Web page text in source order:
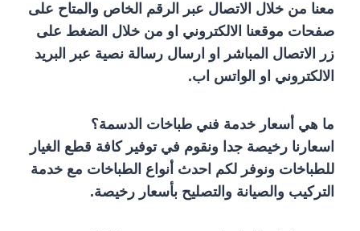
معنا من خلال الاتصال عبر الرقم الخاص والمتاح على
صفحات موقعنا الالكتروني او من خلال الضغط على
زر الاتصال المباشر او ارسال رسالة نصية عبر البريد
الالكتروني او الواتس اب.
ما هي أسعار خدمة فني طباخات الدسمة؟
اسعارنا رخيصة جدا ونقوم في توفير كافة قطع الغيار
للطباخات ونوفر لكم احدث أنواع الطباخات مع خدمة
التركيب والصيانة والتصليح بأسعار رخيصة.